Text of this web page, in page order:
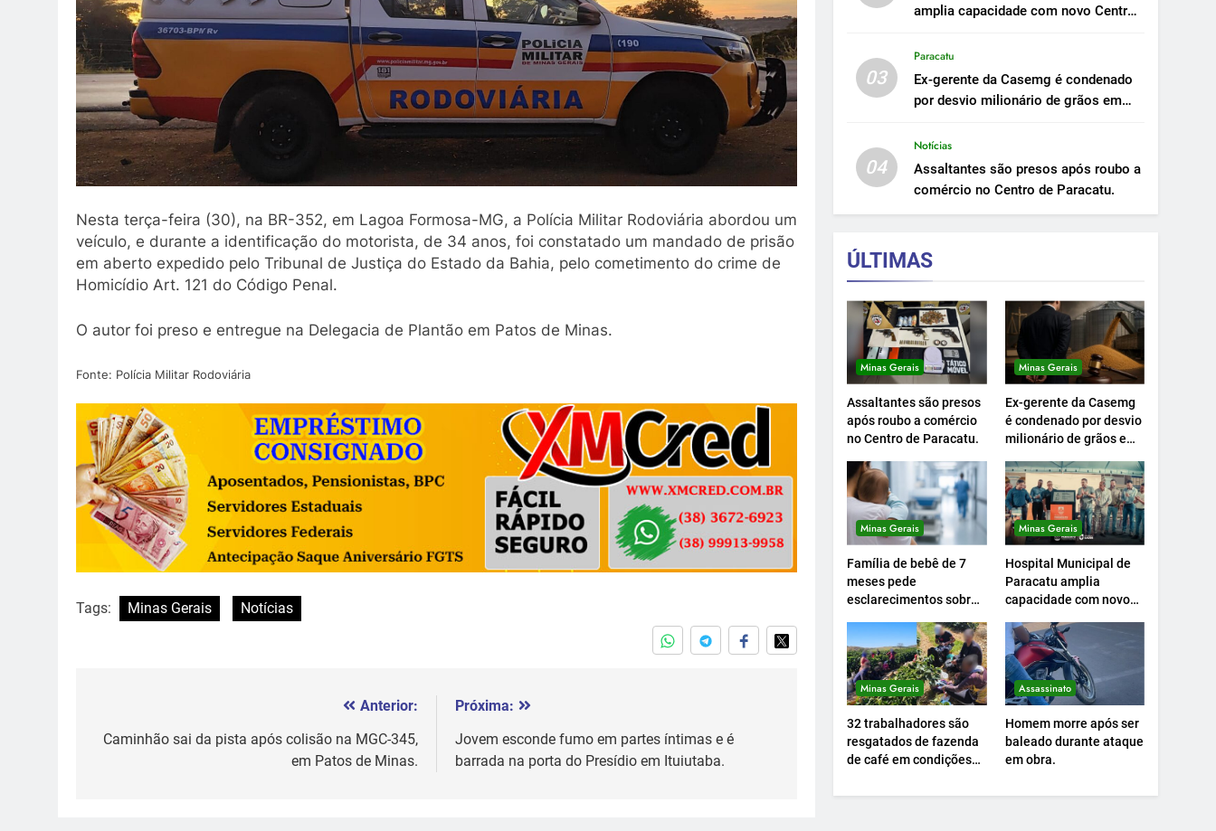
Nesta terça-feira (30), na BR-352, em Lagoa Formosa-MG, a Polícia Militar Rodoviária abordou um
veículo, e durante a identificação do motorista, de 34 anos, foi constatado um mandado de prisão
em aberto expedido pelo Tribunal de Justiça do Estado da Bahia, pelo cometimento do crime de
Homicídio Art. 121 do Código Penal.
O autor foi preso e entregue na Delegacia de Plantão em Patos de Minas.
Fonte: Polícia Militar Rodoviária
Tags: Minas Gerais Notícias
de
Anterior:
Caminhão sai da pista após colisão na MGC-345,
em Patos de Minas.
Próxima:
Jovem esconde fumo em partes íntimas e é
barrada na porta do Presídio em Ituiutaba.
amplia capacidade com novo Centro
03
Paracatu
Ex-gerente da Casemg é condenado
por desvio milionário de grãos em
04
Notícias
Assaltantes são presos após roubo a
comércio no Centro de Paracatu.
ÚLTIMAS
Minas Gerais
Assaltantes são presos
após roubo a comércio
no Centro de Paracatu.
Minas Gerais
Ex-gerente da Casemg
é condenado por desvio
milionário de grãos em
Minas Gerais
Família de bebê de 7
meses pede
esclarecimentos sobre
transferência
hospitalar.
Minas Gerais
Hospital Municipal de
Paracatu amplia
capacidade com novo
Minas Gerais
32 trabalhadores são
resgatados de fazenda
de café em condições
Assassinato
Homem morre após ser
baleado durante ataque
em obra.